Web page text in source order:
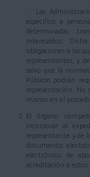
- Las
específico a
determinadas
interesados.
obligaciones a las
representantes, y
salvo que la
Públicas podrán
representación. No
mismo en el
El órgano
incorporar al
representante y de
documento
electrónico de
acreditación a estos